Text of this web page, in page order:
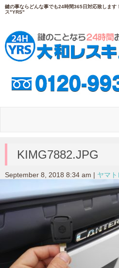
鍵の事ならどんな事でも24時間365日対応致します
ス"YRS"
KIMG7882.JPG
September 8, 2018 8:34 am ヤマ